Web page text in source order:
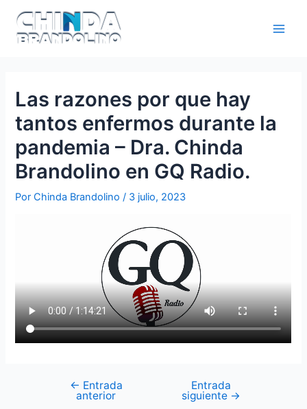
Las razones por que hay
tantos enfermos durante la
pandemia – Dra. Chinda
Brandolino en GQ Radio.
PorChinda Brandolino/ 3 julio, 2023
← Entrada
anterior
Entrada
siguiente →